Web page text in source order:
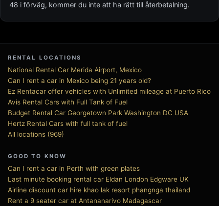
48 i förväg, kommer du inte att ha rätt till återbetalning.
RENTAL LOCATIONS
National Rental Car Merida Airport, Mexico
Can I rent a car in Mexico being 21 years old?
Ez Rentacar offer vehicles with Unlimited mileage at Puerto Rico
Avis Rental Cars with Full Tank of Fuel
Budget Rental Car Georgetown Park Washington DC USA
Hertz Rental Cars with full tank of fuel
All locations (969)
GOOD TO KNOW
Can I rent a car in Perth with green plates
Last minute booking rental car Eldan London Edgware UK
Airline discount car hire khao lak resort phangnga thailand
Rent a 9 seater car at Antananarivo Madagascar